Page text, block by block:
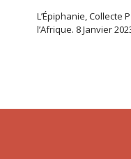
L’Épiphanie, Collecte
l’Afrique. 8 Janvier